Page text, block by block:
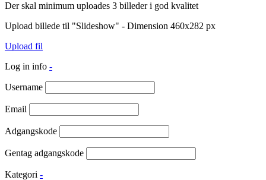
Der skal minimum uploades 3 billeder i god kvalitet
Upload billede til "Slideshow" - Dimension 460x282 px
Upload fil
Log in info -
Username
Email
Adgangskode
Gentag adgangskode
Kategori -